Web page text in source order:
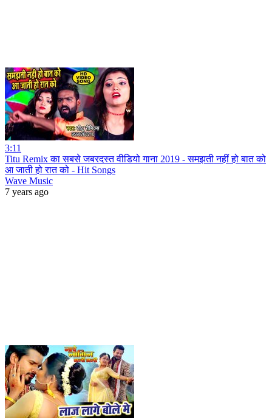
3:11
Titu Remix का सबसे जबरदस्त वीडियो गाना 2019 - समझती नहीं हो बात को
आ जाती हो रात को - Hit Songs
Wave Music
7 years ago